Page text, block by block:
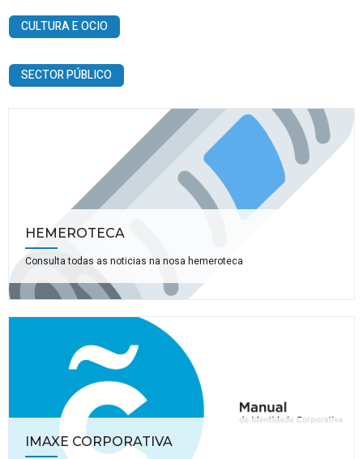
CULTURA E OCIO
SECTOR PÚBLICO
HEMEROTECA
Consulta todas as noticias na nosa hemeroteca
IMAXE CORPORATIVA